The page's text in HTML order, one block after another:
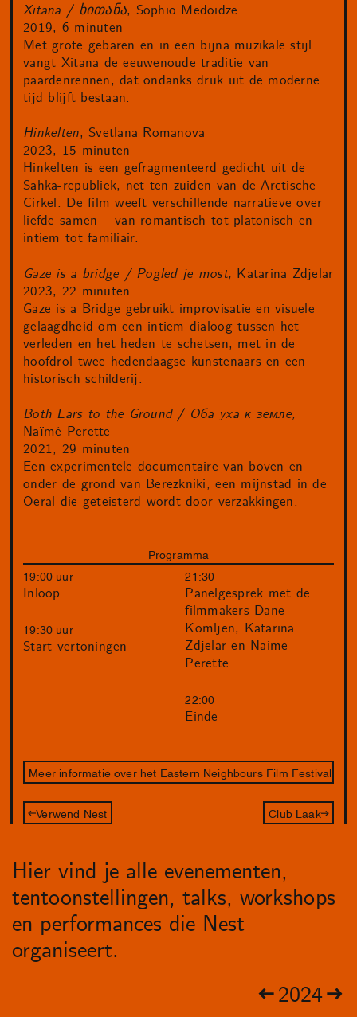
Xitana / ხითანა, Sophio Medoidze
2019, 6 minuten
Met grote gebaren en in een bijna muzikale stijl
vangt Xitana de eeuwenoude traditie van
paardenrennen, dat ondanks druk uit de moderne
tijd blijft bestaan.
Hinkelten, Svetlana Romanova
2023, 15 minuten
Hinkelten is een gefragmenteerd gedicht uit de
Sahka-republiek, net ten zuiden van de Arctische
Cirkel. De film weeft verschillende narratieve over
liefde samen – van romantisch tot platonisch en
intiem tot familiair.
Gaze is a bridge / Pogled je most, Katarina Zdjelar
2023, 22 minuten
Gaze is a Bridge gebruikt improvisatie en visuele
gelaagdheid om een intiem dialoog tussen het
verleden en het heden te schetsen, met in de
hoofdrol twee hedendaagse kunstenaars en een
historisch schilderij.
Both Ears to the Ground / Оба уха к земле,
Naïmé Perette
2021, 29 minuten
Een experimentele documentaire van boven en
onder de grond van Berezkniki, een mijnstad in de
Oeral die geteisterd wordt door verzakkingen.
Programma
19:00 uur
Inloop
19:30 uur
Start vertoningen
21:30
Panelgesprek met de
filmmakers Dane
Komljen, Katarina
Zdjelar en Naime
Perette
22:00
Einde
Meer informatie over het Eastern Neighbours Film Festival
Verwend Nest Club Laak
Hier vind je alle evenementen,
tentoonstellingen, talks, workshops
en performances die Nest
organiseert.
2024